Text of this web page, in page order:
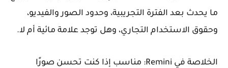
ما يحدث بعد الفترة التجريبية، وحدود الصور والفيديو،
وحقوق الاستخدام التجاري، وهل توجد علامة مائية أم لا.
الخلاصة في Remini:
مناسب إذا كنت تحسن صورًا